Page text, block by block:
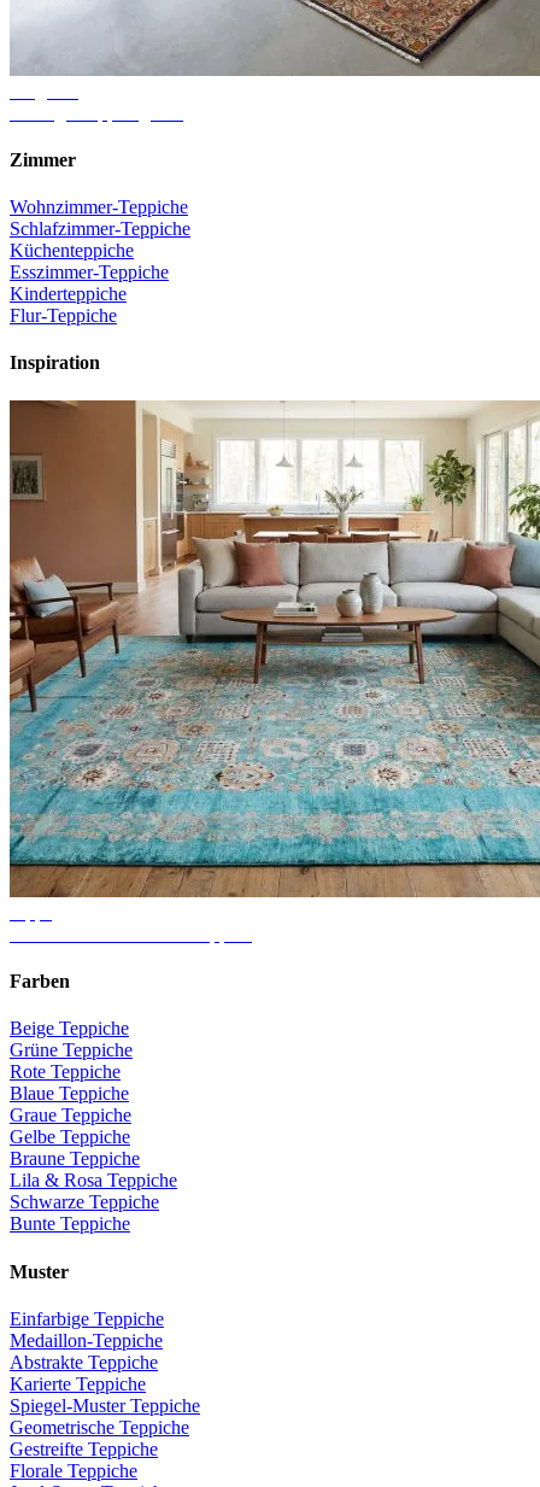
Zimmer
Wohnzimmer-Teppiche
Schlafzimmer-Teppiche
Küchenteppiche
Esszimmer-Teppiche
Kinderteppiche
Flur-Teppiche
Inspiration
Farben
Beige Teppiche
Grüne Teppiche
Rote Teppiche
Blaue Teppiche
Graue Teppiche
Gelbe Teppiche
Braune Teppiche
Lila & Rosa Teppiche
Schwarze Teppiche
Bunte Teppiche
Muster
Einfarbige Teppiche
Medaillon-Teppiche
Abstrakte Teppiche
Karierte Teppiche
Spiegel-Muster Teppiche
Geometrische Teppiche
Gestreifte Teppiche
Florale Teppiche